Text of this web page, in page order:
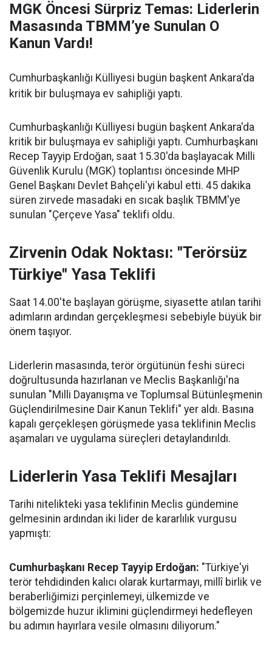
MGK Öncesi Sürpriz Temas: Liderlerin
Masasında TBMM’ye Sunulan O
Kanun Vardı!
Cumhurbaşkanlığı Külliyesi bugün başkent Ankara'da
kritik bir buluşmaya ev sahipliği yaptı.
Cumhurbaşkanlığı Külliyesi bugün başkent Ankara'da
kritik bir buluşmaya ev sahipliği yaptı. Cumhurbaşkanı
Recep Tayyip Erdoğan, saat 15.30'da başlayacak Milli
Güvenlik Kurulu (MGK) toplantısı öncesinde MHP
Genel Başkanı Devlet Bahçeli'yi kabul etti. 45 dakika
süren zirvede masadaki en sıcak başlık TBMM'ye
sunulan "Çerçeve Yasa" teklifi oldu.
Zirvenin Odak Noktası: "Terörsüz
Türkiye" Yasa Teklifi
Saat 14.00'te başlayan görüşme, siyasette atılan tarihi
adımların ardından gerçekleşmesi sebebiyle büyük bir
önem taşıyor.
Liderlerin masasında, terör örgütünün feshi süreci
doğrultusunda hazırlanan ve Meclis Başkanlığı'na
sunulan "Milli Dayanışma ve Toplumsal Bütünleşmenin
Güçlendirilmesine Dair Kanun Teklifi" yer aldı. Basına
kapalı gerçekleşen görüşmede yasa teklifinin Meclis
aşamaları ve uygulama süreçleri detaylandırıldı.
Liderlerin Yasa Teklifi Mesajları
Tarihi nitelikteki yasa teklifinin Meclis gündemine
gelmesinin ardından iki lider de kararlılık vurgusu
yapmıştı:
Cumhurbaşkanı Recep Tayyip Erdoğan: "Türkiye'yi
terör tehdidinden kalıcı olarak kurtarmayı, millî birlik ve
beraberliğimizi perçinlemeyi, ülkemizde ve
bölgemizde huzur iklimini güçlendirmeyi hedefleyen
bu adımın hayırlara vesile olmasını diliyorum."